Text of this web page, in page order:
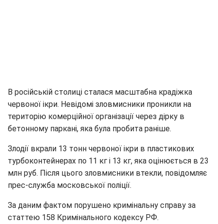
В російській столиці сталася масштабна крадіжка
червоної ікри. Невідомі зловмисники проникли на
територію комерційної організації через дірку в
бетонному паркані, яка була пробита раніше.
Злодії вкрали 13 тонн червоної ікри в пластикових
турбоконтейнерах по 11 кг і 13 кг, яка оцінюється в 23
млн руб. Після цього зловмисники втекли, повідомляє
прес-служба московської поліції.
За даним фактом порушено кримінальну справу за
статтею 158 Кримінального кодексу РФ.